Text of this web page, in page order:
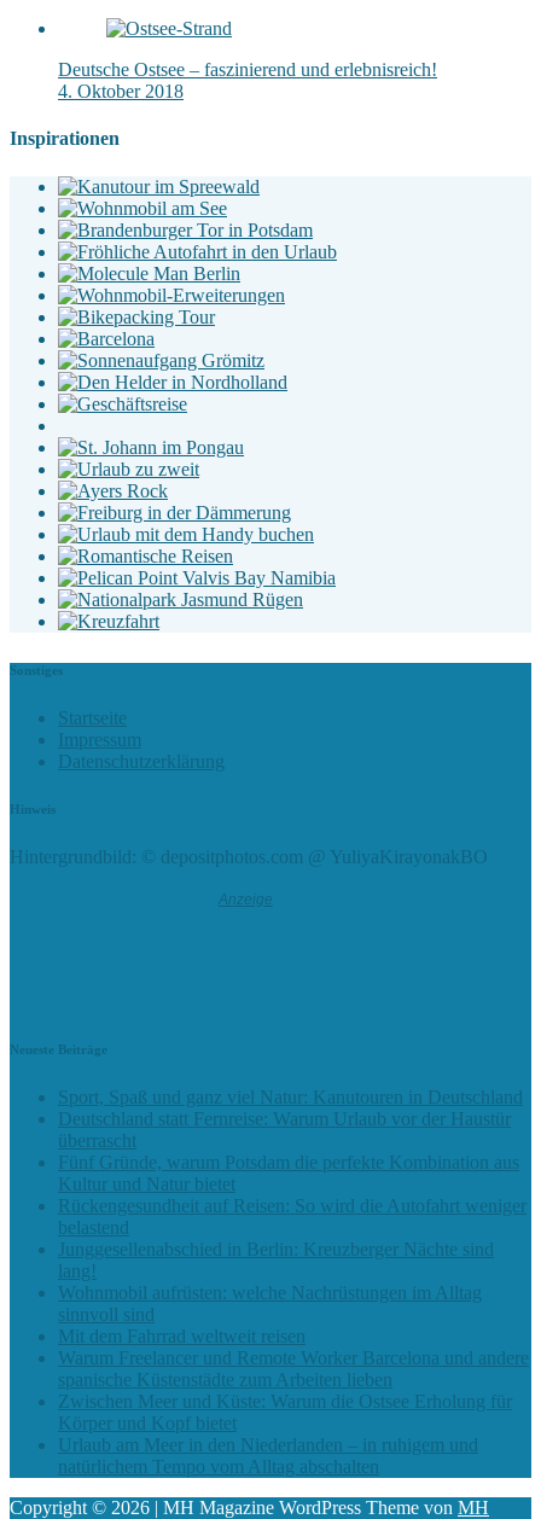
Deutsche Ostsee – faszinierend und erlebnisreich!
4. Oktober 2018
Inspirationen
Sonstiges
Startseite
Impressum
Datenschutzerklärung
Hinweis
Hintergrundbild: © depositphotos.com @ YuliyaKirayonakBO
Neueste Beiträge
Sport, Spaß und ganz viel Natur: Kanutouren in Deutschland
Deutschland statt Fernreise: Warum Urlaub vor der Haustür
überrascht
Fünf Gründe, warum Potsdam die perfekte Kombination aus
Kultur und Natur bietet
Rückengesundheit auf Reisen: So wird die Autofahrt weniger
belastend
Junggesellenabschied in Berlin: Kreuzberger Nächte sind
lang!
Wohnmobil aufrüsten: welche Nachrüstungen im Alltag
sinnvoll sind
Mit dem Fahrrad weltweit reisen
Warum Freelancer und Remote Worker Barcelona und andere
spanische Küstenstädte zum Arbeiten lieben
Zwischen Meer und Küste: Warum die Ostsee Erholung für
Körper und Kopf bietet
Urlaub am Meer in den Niederlanden – in ruhigem und
natürlichem Tempo vom Alltag abschalten
Copyright © 2026 | MH Magazine WordPress Theme von MH